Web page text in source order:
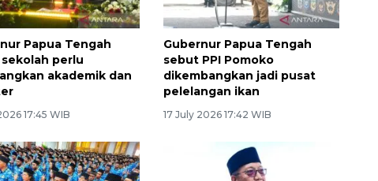
Papua Tengah
perlu
akademik dan
17:45 WIB
Gubernur Papua Tengah
sebut PPI Pomoko
dikembangkan jadi pusat
pelelangan ikan
17 July 2026 17:42 WIB